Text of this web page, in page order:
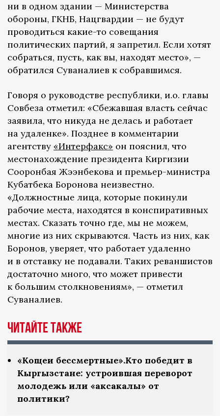
ни в одном здании — Министерства
обороны, ГКНБ, Нацгвардии — не будут
проводиться какие-то совещания
политических партий, я запретил. Если хотят
собраться, пусть, как вы, находят место», —
обратился Суваналиев к собравшимся.
Говоря о руководстве республики, и.о. главы
Совбеза отметил: «Сбежавшая власть сейчас
заявила, что никуда не делась и работает
на удаленке». Позднее в комментарии
агентству «Интерфакс» он пояснил, что
местонахождение президента Киргизии
Сооронбая Жээнбекова и премьер-министра
Кубатбека Боронова неизвестно.
«Должностные лица, которые покинули
рабочие места, находятся в конспиративных
местах. Сказать точно где, мы не можем,
многие из них скрываются. Часть из них, как
Боронов, уверяет, что работает удаленно
и в отставку не подавали. Таких реваншистов
достаточно много, что может привести
к большим столкновениям», — отметил
Суваналиев.
ЧИТАЙТЕ ТАКЖЕ
«Кощеи бессмертные».Кто победит в
Кыргызстане: устроившая переворот
молодежь или «аксакалы» от
политики?